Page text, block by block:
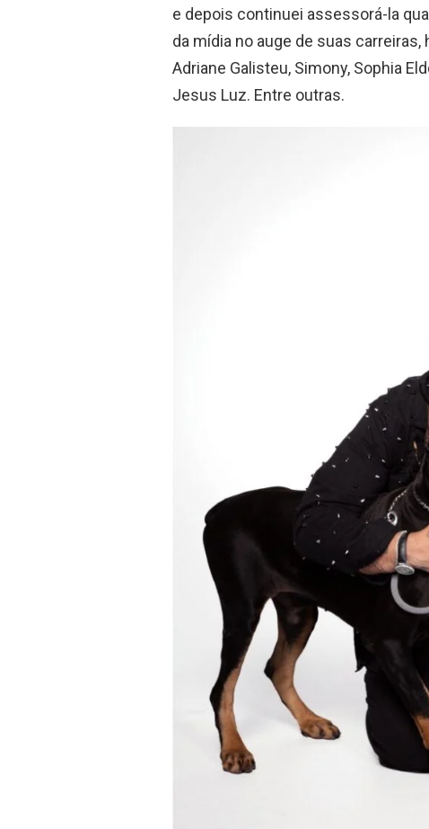
e depois continuei assessorá-la
da mídia no auge de suas
Adriane Galisteu, Simony, Sophia
Jesus Luz. Entre outras.